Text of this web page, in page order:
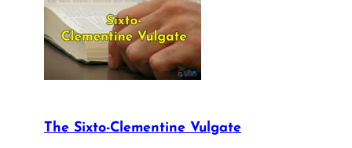
The Sixto-Clementine Vulgate